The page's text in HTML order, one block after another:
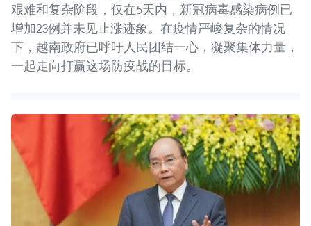
艰难和复杂阶段，仅在5天内，新冠病毒感染病例已
增加23例并未见止涨迹象。在疫情严峻复杂的情况
下，越南政府已呼吁人民团结一心，凝聚集体力量，
一起走向打赢这场防疫战的目标。